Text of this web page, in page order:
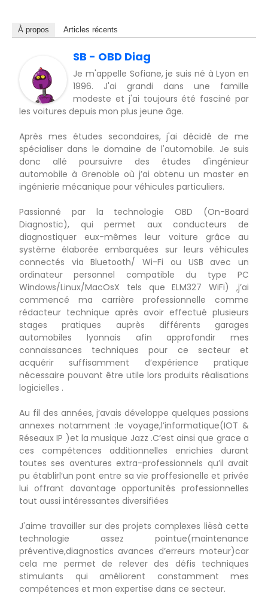
À propos Articles récents
SB - OBD Diag
Je m'appelle Sofiane, je suis né à Lyon en
1996. J'ai grandi dans une famille
modeste et j'ai toujours été fasciné par
les voitures depuis mon plus jeune âge.
Après mes études secondaires, j'ai décidé de me
spécialiser dans le domaine de l'automobile. Je suis
donc allé poursuivre des études d'ingénieur
automobile à Grenoble où j’ai obtenu un master en
ingénierie mécanique pour véhicules particuliers.
Passionné par la technologie OBD (On-Board
Diagnostic), qui permet aux conducteurs de
diagnostiquer eux-mêmes leur voiture grâce au
système élaborée embarquées sur leurs véhicules
connectés via Bluetooth/ Wi-Fi ou USB avec un
ordinateur personnel compatible du type PC
Windows/Linux/MacOsX tels que ELM327 WiFi) ,j’ai
commencé ma carrière professionnelle comme
rédacteur technique après avoir effectué plusieurs
stages pratiques auprès différents garages
automobiles lyonnais afin approfondir mes
connaissances techniques pour ce secteur et
acquérir suffisamment d’expérience pratique
nécessaire pouvant être utile lors produits réalisations
logicielles .
Au fil des années, j’avais développe quelques passions
annexes notamment :le voyage,l’informatique(IOT &
Réseaux IP )et la musique Jazz .C’est ainsi que grace a
ces compétences additionnelles enrichies durant
toutes ses aventures extra-professionnels qu’il avait
pu établirl’un pont entre sa vie proffesionelle et privée
lui offrant davantage opportunités professionnelles
tout aussi intéressantes diversifiées
J'aime travailler sur des projets complexes liësà cette
technologie assez pointue(maintenance
préventive,diagnostics avances d’erreurs moteur)car
cela me permet de relever des défis techniques
stimulants qui améliorent constamment mes
compétences et mon expertise dans ce secteur.